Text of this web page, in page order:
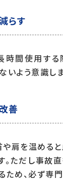
らす
時間使用す
いよう意識しま
善
肩を温めると
。ただし事故
め、必ず専